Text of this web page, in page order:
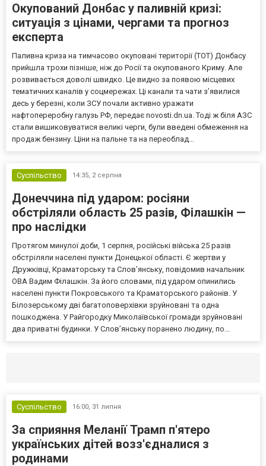
Окупований Донбас у паливній кризі:
ситуація з цінами, чергами та прогноз
експерта
Паливна криза на тимчасово окуповані території (ТОТ) Донбасу
прийшла трохи пізніше, ніж до Росії та окупованого Криму. Але
розвивається доволі швидко. Це видно за появою місцевих
тематичних каналів у соцмережах. Ці канали та чати з’явилися
десь у березні, коли ЗСУ почали активно уражати
нафтопереробну галузь РФ, передає novosti.dn.ua. Тоді ж біля АЗС
стали вишиковуватися великі черги, були введені обмеження на
продаж бензину. Ціни на пальне та на переоблад...
Суспільство 14:35, 2 серпня
Донеччина під ударом: росіяни
обстріляли область 25 разів, Філашкін —
про наслідки
Протягом минулої доби, 1 серпня, російські війська 25 разів
обстріляли населені пункти Донецької області. Є жертви у
Дружківці, Краматорську та Слов’янську, повідомив начальник
ОВА Вадим Філашкін. За його словами, під ударом опинились
населені пункти Покровського та Краматорського районів. У
Білозерському дві багатоповерхівки зруйновані та одна
пошкоджена. У Райгородку Миколаївської громади зруйновані
два приватні будинки. У Слов’янську поранено людину, по...
Суспільство 16:00, 31 липня
За сприяння Меланії Трамп п'ятеро
українських дітей возз'єдналися з
родинами